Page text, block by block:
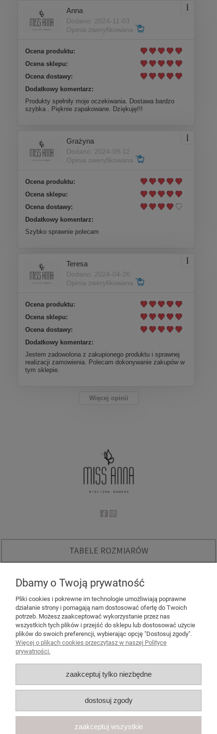
Anna
Dodano: 2024-11-03
Opinia zweryfikowana
Ocena produktu:
Ocena sklepu:
Ocena dostawy:
Dodatkowy komentarz:
Produkty spełniły moje oczekiwania. Dostawa bardzo
szybka . Pięknie zapakowane. Dziękuję!!!
Grażyna
Dodano: 2024-09-12
Opinia zweryfikowana
Ocena produktu:
Ocena sklepu:
Ocena dostawy:
Dodatkowy komentarz:
Szybko sprawnie polecam
Teresa
Dodano: 2024-04-26
Opinia zweryfikowana
Ocena produktu:
Ocena sklepu:
Ocena dostawy:
Dodatkowy komentarz:
Jestem zadowolona z zakupionego produktu i sprawnej
realizacji zamowienia. Polecam dokonywanie zakupów w
tym sklepie.
Więcej opinii
TABELE ROZMIARÓW
INSTAGRAM - KODY RABATOWE
POMOC
MOJE KONTO
PŁATNOŚCI I DOSTAWA
Dbamy o Twoją prywatność
Pliki cookies i pokrewne im technologie umożliwiają poprawne
działanie strony i pomagają nam dostosować ofertę do Twoich
potrzeb. Możesz zaakceptować wykorzystanie przez nas
wszystkich tych plików i przejść do sklepu lub dostosować użycie
plików do swoich preferencji, wybierając opcję "Dostosuj zgody".
Więcej o plikach cookies przeczytasz w naszej Polityce
prywatności.
zaakceptuj tylko niezbędne
dostosuj zgody
zaakceptuj wszystkie